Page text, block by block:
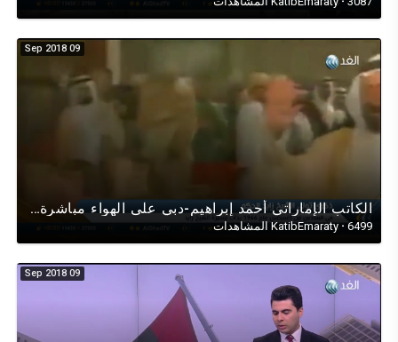
09 Sep 2018
الكاتب الإماراتي أحمد إبراهيم-دبي على الهواء مباشرة لقناة الغد في حوار وطني عن مئوية عيد جلوس زايد
KatibEmaraty·6499 المشاهدات
09 Sep 2018